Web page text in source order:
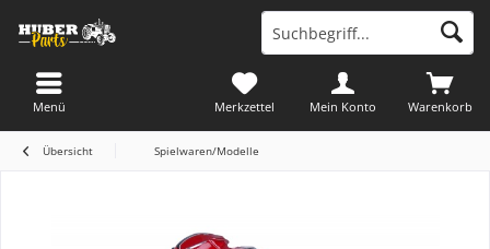
Warenkorb
Merkzettel Mein Konto
Menü
Übersicht Spielwaren/Modelle